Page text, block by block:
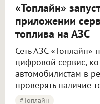
«Топлайн»
приложении
топлива на АЗС
Сеть АЗС «Топлайн»
цифровой сервис,
автомобилистам в
проверять наличие
#Топлайн